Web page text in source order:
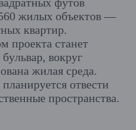
жилых объектов —
квартир.
проекта станет
вокруг
жилая среда.
отвести
пространства.